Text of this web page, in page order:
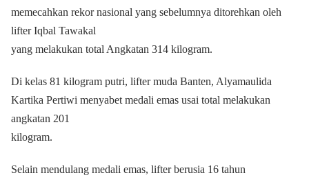
memecahkan rekor nasional yang sebelumnya ditorehkan oleh
lifter Iqbal Tawakal
yang melakukan total Angkatan 314 kilogram.
Di kelas 81 kilogram putri, lifter muda Banten, Alyamaulida
Kartika Pertiwi menyabet medali emas usai total melakukan
angkatan 201
kilogram.
Selain mendulang medali emas, lifter berusia 16 tahun